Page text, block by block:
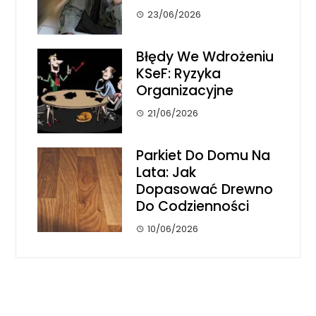
23/06/2026
Błędy We Wdrożeniu
KSeF: Ryzyka
Organizacyjne
21/06/2026
Parkiet Do Domu Na
Lata: Jak
Dopasować Drewno
Do Codzienności
10/06/2026